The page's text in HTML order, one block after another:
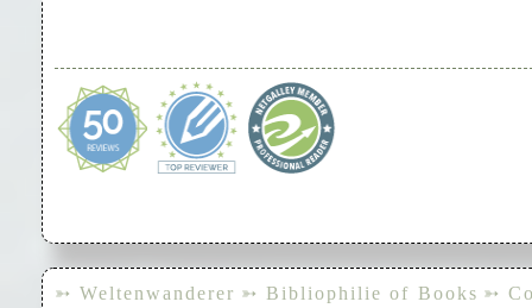
➳ Weltenwanderer ➳ Bibliophilie of Books ➳